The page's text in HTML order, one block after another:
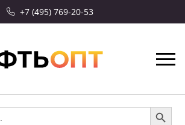
+7 (495) 769-20-53
Search Button